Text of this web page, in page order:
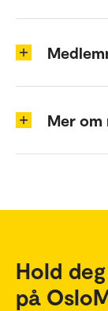
Mer
Hold
på